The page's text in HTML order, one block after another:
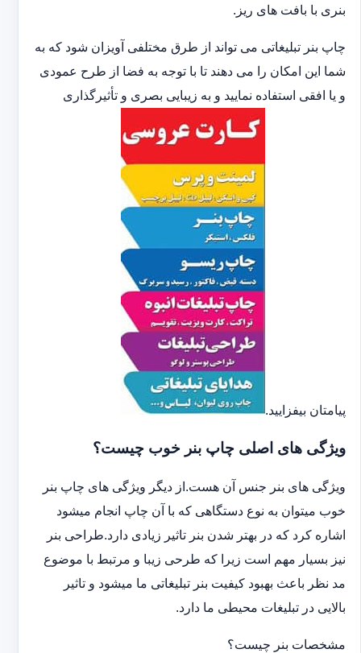
بنری با بافت های ریز.
چاپ بنر تبلیغاتی می تواند از طرق مختلفی آویزان شود که به
شما این امکان را می دهند تا با توجه به فضا از طرح عمودی
و یا افقی استفاده نمایید و به زیبایی بصری و تأثیرگذاری
پیامتان بیفزایید.
ویژگی های اصلی چاپ بنر خوب چیست؟
ویژگی های بنر جنس آن هست.از دیگر ویژگی های چاپ بنر
خوب میتوان به نوع دستگاهی که با آن چاپ انجام میشود
اشاره کرد که در بهتر شدن بنر تاثیر زیادی دارد.طراحی بنر
نیز بسیار مهم است زیرا که طرحی زیبا و مرتبط با موضوع
مد نظر باعث بهبود کیفیت بنر تبلیغاتی ما میشود و تاثیر
بالایی در تبلیغات محیطی ما دارد.
مشخصات بنر چیست؟